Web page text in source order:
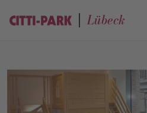
Lübeck